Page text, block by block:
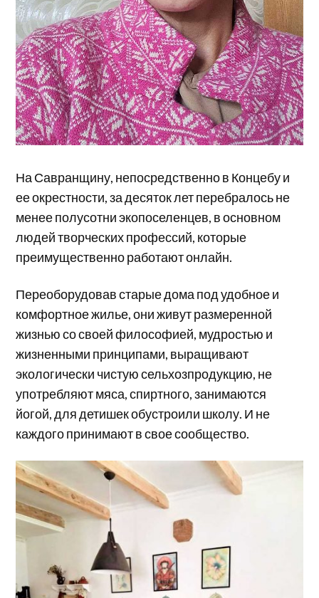
На Савранщину, непосредственно в Концебу и
ее окрестности, за десяток лет перебралось не
менее полусотни экопоселенцев, в основном
людей творческих профессий, которые
преимущественно работают онлайн.
Переоборудовав старые дома под удобное и
комфортное жилье, они живут размеренной
жизнью со своей философией, мудростью и
жизненными принципами, выращивают
экологически чистую сельхозпродукцию, не
употребляют мяса, спиртного, занимаются
йогой, для детишек обустроили школу. И не
каждого принимают в свое сообщество.